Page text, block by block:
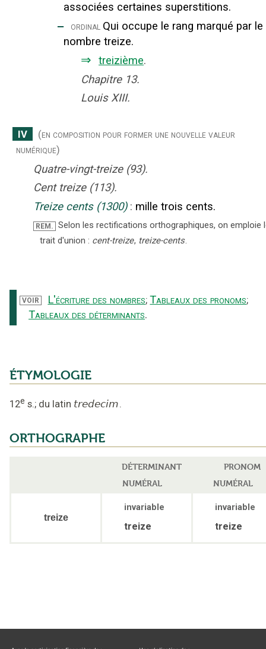
associées certaines superstitions.
‒ ordinal Qui occupe le rang marqué par le
nombre treize.
⇒ treizième.
Chapitre 13.
Louis XIII.
IV
(en composition pour former une nouvelle valeur
numérique)
Quatre-vingt-treize (93).
Cent treize (113).
Treize cents (1300) : mille trois cents.
REM.
Selon les rectifications orthographiques, on emploie
trait d'union : cent-treize, treize-cents
VOIR L'écriture des nombres; Tableaux des pronoms;
Tableaux des déterminants.
ÉTYMOLOGIE
12e s.; du latin tredecim.
ORTHOGRAPHE
DÉTERMINANT
NUMÉRAL
PRONOM
NUMÉRAL
treize
invariable
treize
invariable
treize